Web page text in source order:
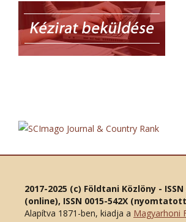
2017-2025 (c) Földtani Közlöny - ISSN
(online), ISSN 0015-542X
Alapítva 1871-ben, kiadja a Magyarhoni